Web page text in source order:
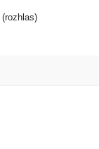
(rozhlas)